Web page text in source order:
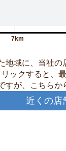
7km
地域に、当社の
ックすると、
すが、こちらか
近くの店